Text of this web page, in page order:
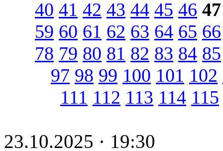
40 41 42 43 44 45 46 47
59 60 61 62 63 64 65 66
78 79 80 81 82 83 84 85
97 98 99 100 101 102
111 112 113 114 115
23.10.2025 · 19:30